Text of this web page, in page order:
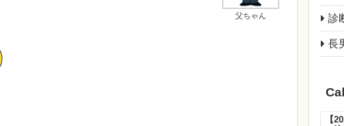
父ちゃん 診
長
【